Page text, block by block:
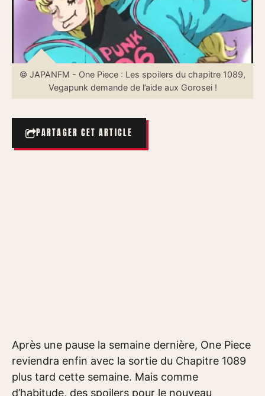
© JAPANFM - One Piece : Les spoilers du chapitre 1089,
Vegapunk demande de l’aide aux Gorosei !
PARTAGER CET ARTICLE
Après une pause la semaine dernière, One Piece
reviendra enfin avec la sortie du Chapitre 1089
plus tard cette semaine. Mais comme
d’habitude, des spoilers pour le nouveau